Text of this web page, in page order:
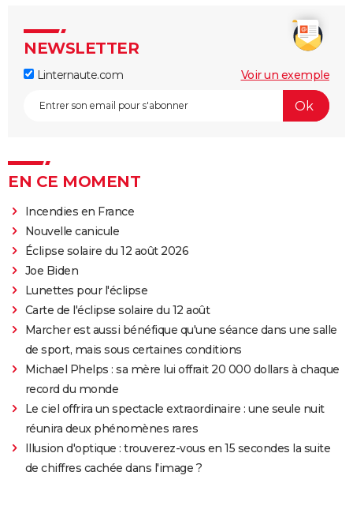
NEWSLETTER
Linternaute.com Voir un exemple
EN CE MOMENT
Incendies en France
Nouvelle canicule
Éclipse solaire du 12 août 2026
Joe Biden
Lunettes pour l'éclipse
Carte de l'éclipse solaire du 12 août
Marcher est aussi bénéfique qu'une séance dans une salle
de sport, mais sous certaines conditions
Michael Phelps : sa mère lui offrait 20 000 dollars à chaque
record du monde
Le ciel offrira un spectacle extraordinaire : une seule nuit
réunira deux phénomènes rares
Illusion d'optique : trouverez-vous en 15 secondes la suite
de chiffres cachée dans l'image ?